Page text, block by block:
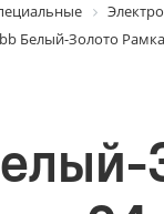
Белый-Золото